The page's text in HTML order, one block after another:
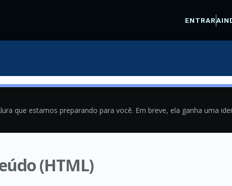
ENTRAR
que estamos preparando para você. Em breve, ela ganha uma
(HTML)